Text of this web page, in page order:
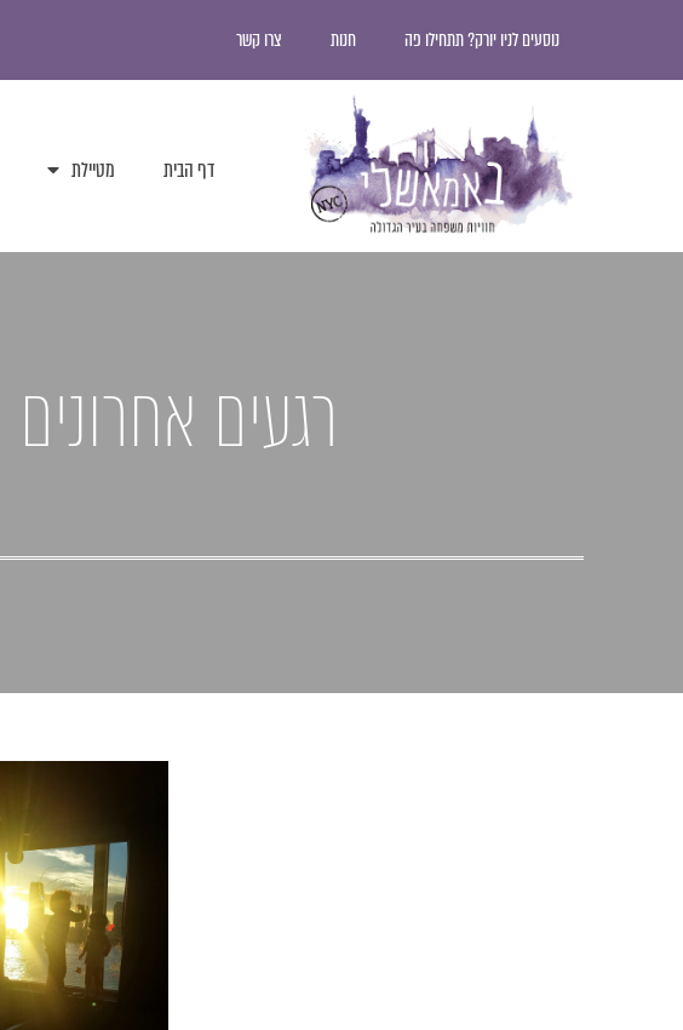
נוסעים לניו יורק? תתחילו פה חנות צרו קשר
דף הבית מטיילת
רגעים